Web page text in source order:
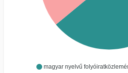
magyar nyelvű